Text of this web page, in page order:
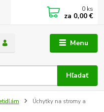
Menu
Hľadať
0 ks
za 0,00 €
Úchytky na stromy a